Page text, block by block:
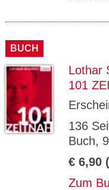
BUCH
Lothar
101
136
Buch,
€ 6,90
Zum